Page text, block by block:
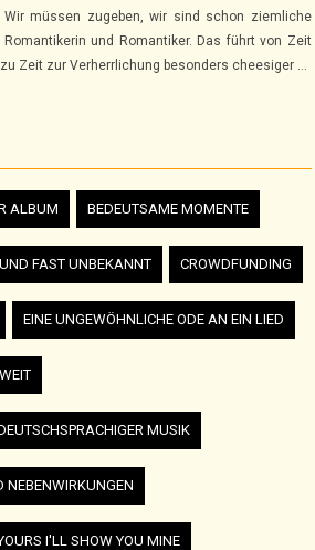
Wir müssen zugeben, wir sind schon ziemliche
Romantikerin und Romantiker. Das führt von Zeit
zu Zeit zur Verherrlichung besonders cheesiger ...
ALBUM BEDEUTSAME MOMENTE
FAST UNBEKANNT CROWDFUNDING
EINE UNGEWÖHNLICHE ODE AN EIN LIED
MUSIK
NEBENWIRKUNGEN
I'LL SHOW YOU MINE